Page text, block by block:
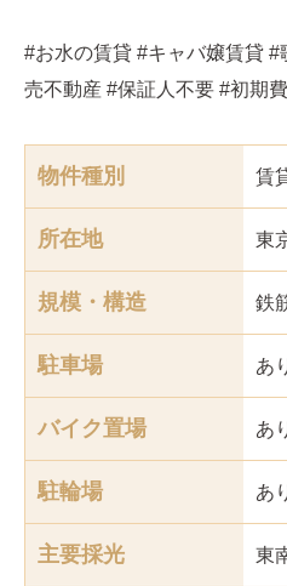
#お水の賃貸 #キャバ嬢賃貸
売不動産 #保証人不要 #初期
物件種別 賃
所在地 東
規模・構造 鉄
駐車場 あ
バイク置場 あ
駐輪場 あ
主要採光 東